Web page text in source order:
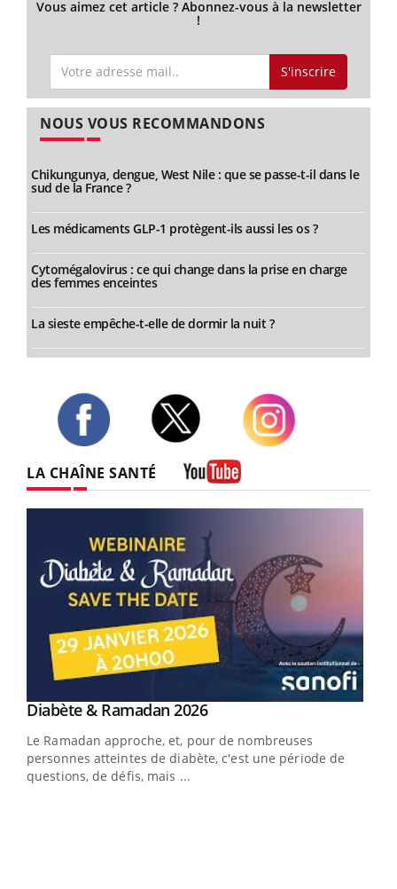
Vous aimez cet article ? Abonnez-vous à la newsletter
!
S'inscrire
NOUS VOUS RECOMMANDONS
Chikungunya, dengue, West Nile : que se passe-t-il dans le
sud de la France ?
Les médicaments GLP-1 protègent-ils aussi les os ?
Cytomégalovirus : ce qui change dans la prise en charge
des femmes enceintes
La sieste empêche-t-elle de dormir la nuit ?
LA CHAÎNE SANTÉ
Youtube
Diabète & Ramadan 2026Youtube
Le Ramadan approche, et, pour de nombreuses
personnes atteintes de diabète, c'est une période de
questions, de défis, mais ...